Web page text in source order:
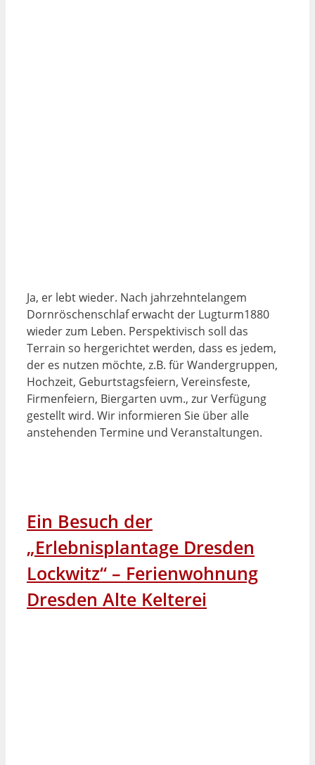
Ja, er lebt wieder. Nach jahrzehntelangem
Dornröschenschlaf erwacht der Lugturm1880
wieder zum Leben. Perspektivisch soll das
Terrain so hergerichtet werden, dass es jedem,
der es nutzen möchte, z.B. für Wandergruppen,
Hochzeit, Geburtstagsfeiern, Vereinsfeste,
Firmenfeiern, Biergarten uvm., zur Verfügung
gestellt wird. Wir informieren Sie über alle
anstehenden Termine und Veranstaltungen.
Ein Besuch der
„Erlebnisplantage Dresden
Lockwitz“ – Ferienwohnung
Dresden Alte Kelterei